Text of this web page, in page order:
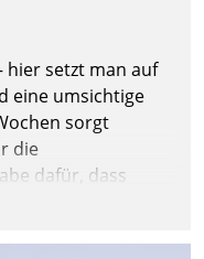
eigenen Kanal
hier setzt man auf
eine umsichtige
sorgt
die
dafür, dass
so es sein muss,